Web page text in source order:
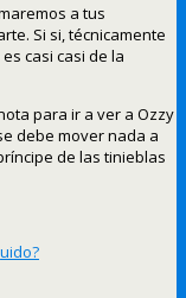
a tus
Si si, técnicamente
casi casi de la
para ir a ver a Ozzy
debe mover nada a
de las tinieblas